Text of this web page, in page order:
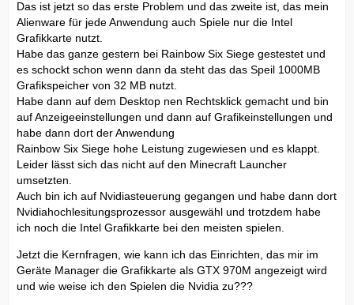
Das ist jetzt so das erste Problem und das zweite ist, das mein
Alienware für jede Anwendung auch Spiele nur die Intel
Grafikkarte nutzt.
Habe das ganze gestern bei Rainbow Six Siege gestestet und
es schockt schon wenn dann da steht das das Speil 1000MB
Grafikspeicher von 32 MB nutzt.
Habe dann auf dem Desktop nen Rechtsklick gemacht und bin
auf Anzeigeeinstellungen und dann auf Grafikeinstellungen und
habe dann dort der Anwendung
Rainbow Six Siege hohe Leistung zugewiesen und es klappt.
Leider lässt sich das nicht auf den Minecraft Launcher
umsetzten.
Auch bin ich auf Nvidiasteuerung gegangen und habe dann dort
Nvidiahochlesitungsprozessor ausgewähl und trotzdem habe
ich noch die Intel Grafikkarte bei den meisten spielen.
Jetzt die Kernfragen, wie kann ich das Einrichten, das mir im
Geräte Manager die Grafikkarte als GTX 970M angezeigt wird
und wie weise ich den Spielen die Nvidia zu???